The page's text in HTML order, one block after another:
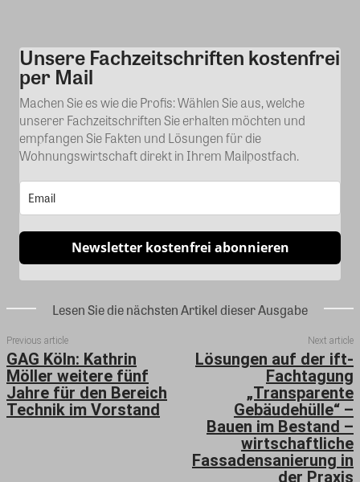
Kommentar
Unsere Fachzeitschriften kostenfrei
per Mail
Machen Sie es wie die Profis: Wählen Sie aus, welche
unserer Fachzeitschriften Sie erhalten möchten und
empfangen Sie Fakten und Lösungen für die
Wohnungswirtschaft direkt in Ihrem Mailpostfach.
Newsletter kostenfrei abonnieren
Lesen Sie die nächsten Artikel dieser Ausgabe
Previous article
GAG Köln: Kathrin
Möller weitere fünf
Jahre für den Bereich
Technik im Vorstand
Next article
Lösungen auf der ift-
Fachtagung
„Transparente
Gebäudehülle“ –
Bauen im Bestand –
wirtschaftliche
Fassadensanierung in
der Praxis